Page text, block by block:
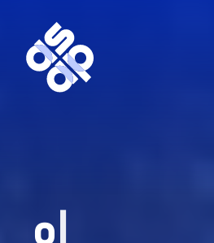
o m